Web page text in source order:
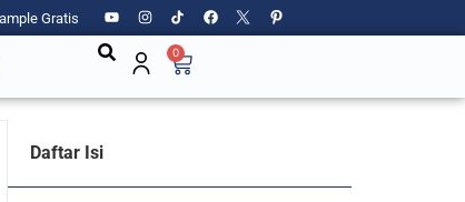
Gratis
0
Daftar Isi